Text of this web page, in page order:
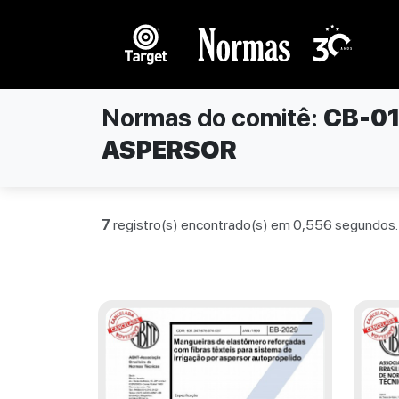
Normas do comitê: CB-
ASPERSOR
7 registro(s) encontrado(s) em 0,556 segundos.